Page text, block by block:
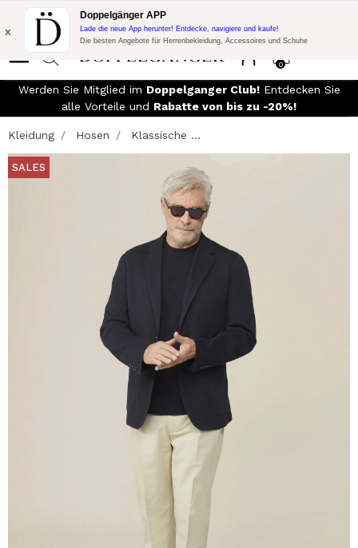
Blitzangebot:
10% Extra-Rabatt auf 300€ Einkauf mit Code:
DOPPEL300
0
x
Doppelgänger APP
Lade die neue App herunter! Entdecke, navigiere und kaufe!
Die besten Angebote für Herrenbekleidung, Accessoires und Schuhe
Werden Sie Mitglied im Doppelganger Club!Entdecken Sie
alle Vorteile und Rabatte von bis zu -20%!
Kleidung Hosen Klassische ...
SALES